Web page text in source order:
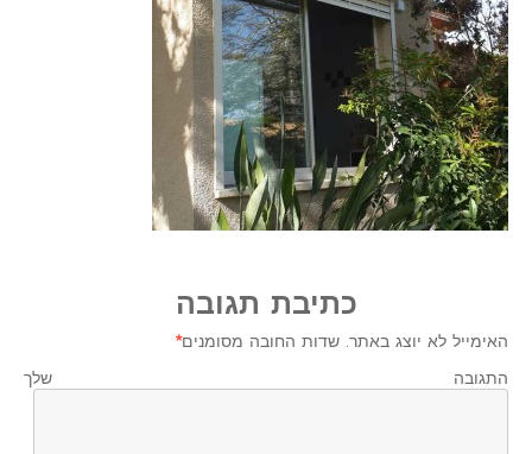
כתיבת תגובה
האימייל לא יוצג באתר. שדות החובה מסומנים*
התגובה שלך